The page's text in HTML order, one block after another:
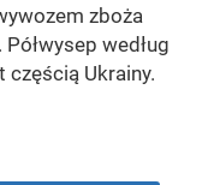
zboża
według
Ukrainy.